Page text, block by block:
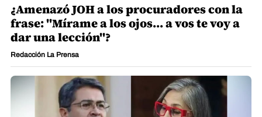
¿Amenazó JOH a los procuradores con la
frase: "Mírame a los ojos... a vos te voy a
dar una lección"?
Redacción La Prensa